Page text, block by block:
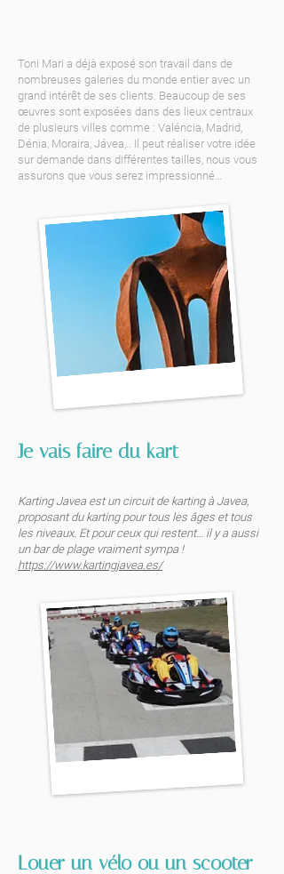
Toni Mari a déjà exposé son travail dans de
nombreuses galeries du monde entier avec un
grand intérêt de ses clients. Beaucoup de ses
œuvres sont exposées dans des lieux centraux
de plusieurs villes comme : Valéncia, Madrid,
Dénia, Moraira, Jávea,.. Il peut réaliser votre idée
sur demande dans différentes tailles, nous vous
assurons que vous serez impressionné…
Je vais faire du kart
Karting Javea est un circuit de karting à Javea,
proposant du karting pour tous les âges et tous
les niveaux. Et pour ceux qui restent… il y a aussi
un bar de plage vraiment sympa !
https://www.kartingjavea.es/
Louer un vélo ou un scooter